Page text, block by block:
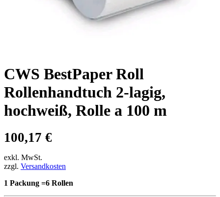
CWS BestPaper Roll
Rollenhandtuch 2-lagig,
hochweiß, Rolle a 100 m
100,17 €
exkl. MwSt.
zzgl. Versandkosten
1 Packung =6 Rollen